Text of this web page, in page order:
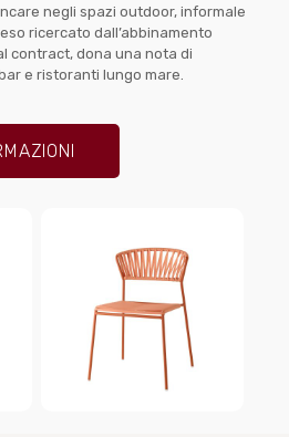
negli spazi outdoor, informale
ricercato dall’abbinamento
contract, dona una nota di
e ristoranti lungo mare.